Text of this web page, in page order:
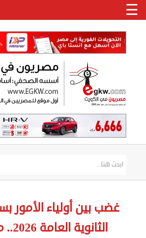
☰
غضب بين أولياء الأمور